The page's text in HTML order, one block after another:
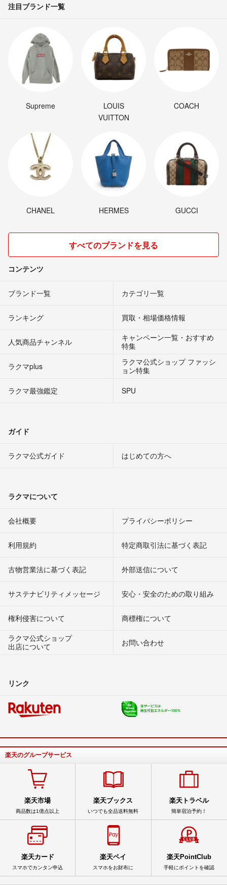
注目ブランド一覧
Supreme
LOUIS
VUITTON
COACH
CHANEL HERMES GUCCI
すべてのブランドを見る
コンテンツ
ブランド一覧 カテゴリ一覧
ランキング 買取・相場価格情報
人気商品チャンネル
キャンペーン一覧・おすすめ
特集
ラクマplus
ラクマ公式ショップ ファッシ
ョン特集
ラクマ最強鑑定
SPU
ガイド
ラクマ公式ガイド はじめての方へ
ラクマについて
会社概要 プライバシーポリシー
利用規約 特定商取引法に基づく表記
古物営業法に基づく表記 外部送信について
サステナビリティメッセージ 安心・安全のための取り組み
権利侵害について
商標権について
ラクマ公式ショップ
出店について
お問い合わせ
リンク
楽天のグループサービス
楽天市場
商品数は1億点以上
楽天ブックス
いつでも全品送料無料
楽天トラベル
簡単宿泊予約！
楽天カード
スマホでカンタン申込
楽天ペイ
スマホをお財布に
楽天PointClub
手軽にポイントを確認